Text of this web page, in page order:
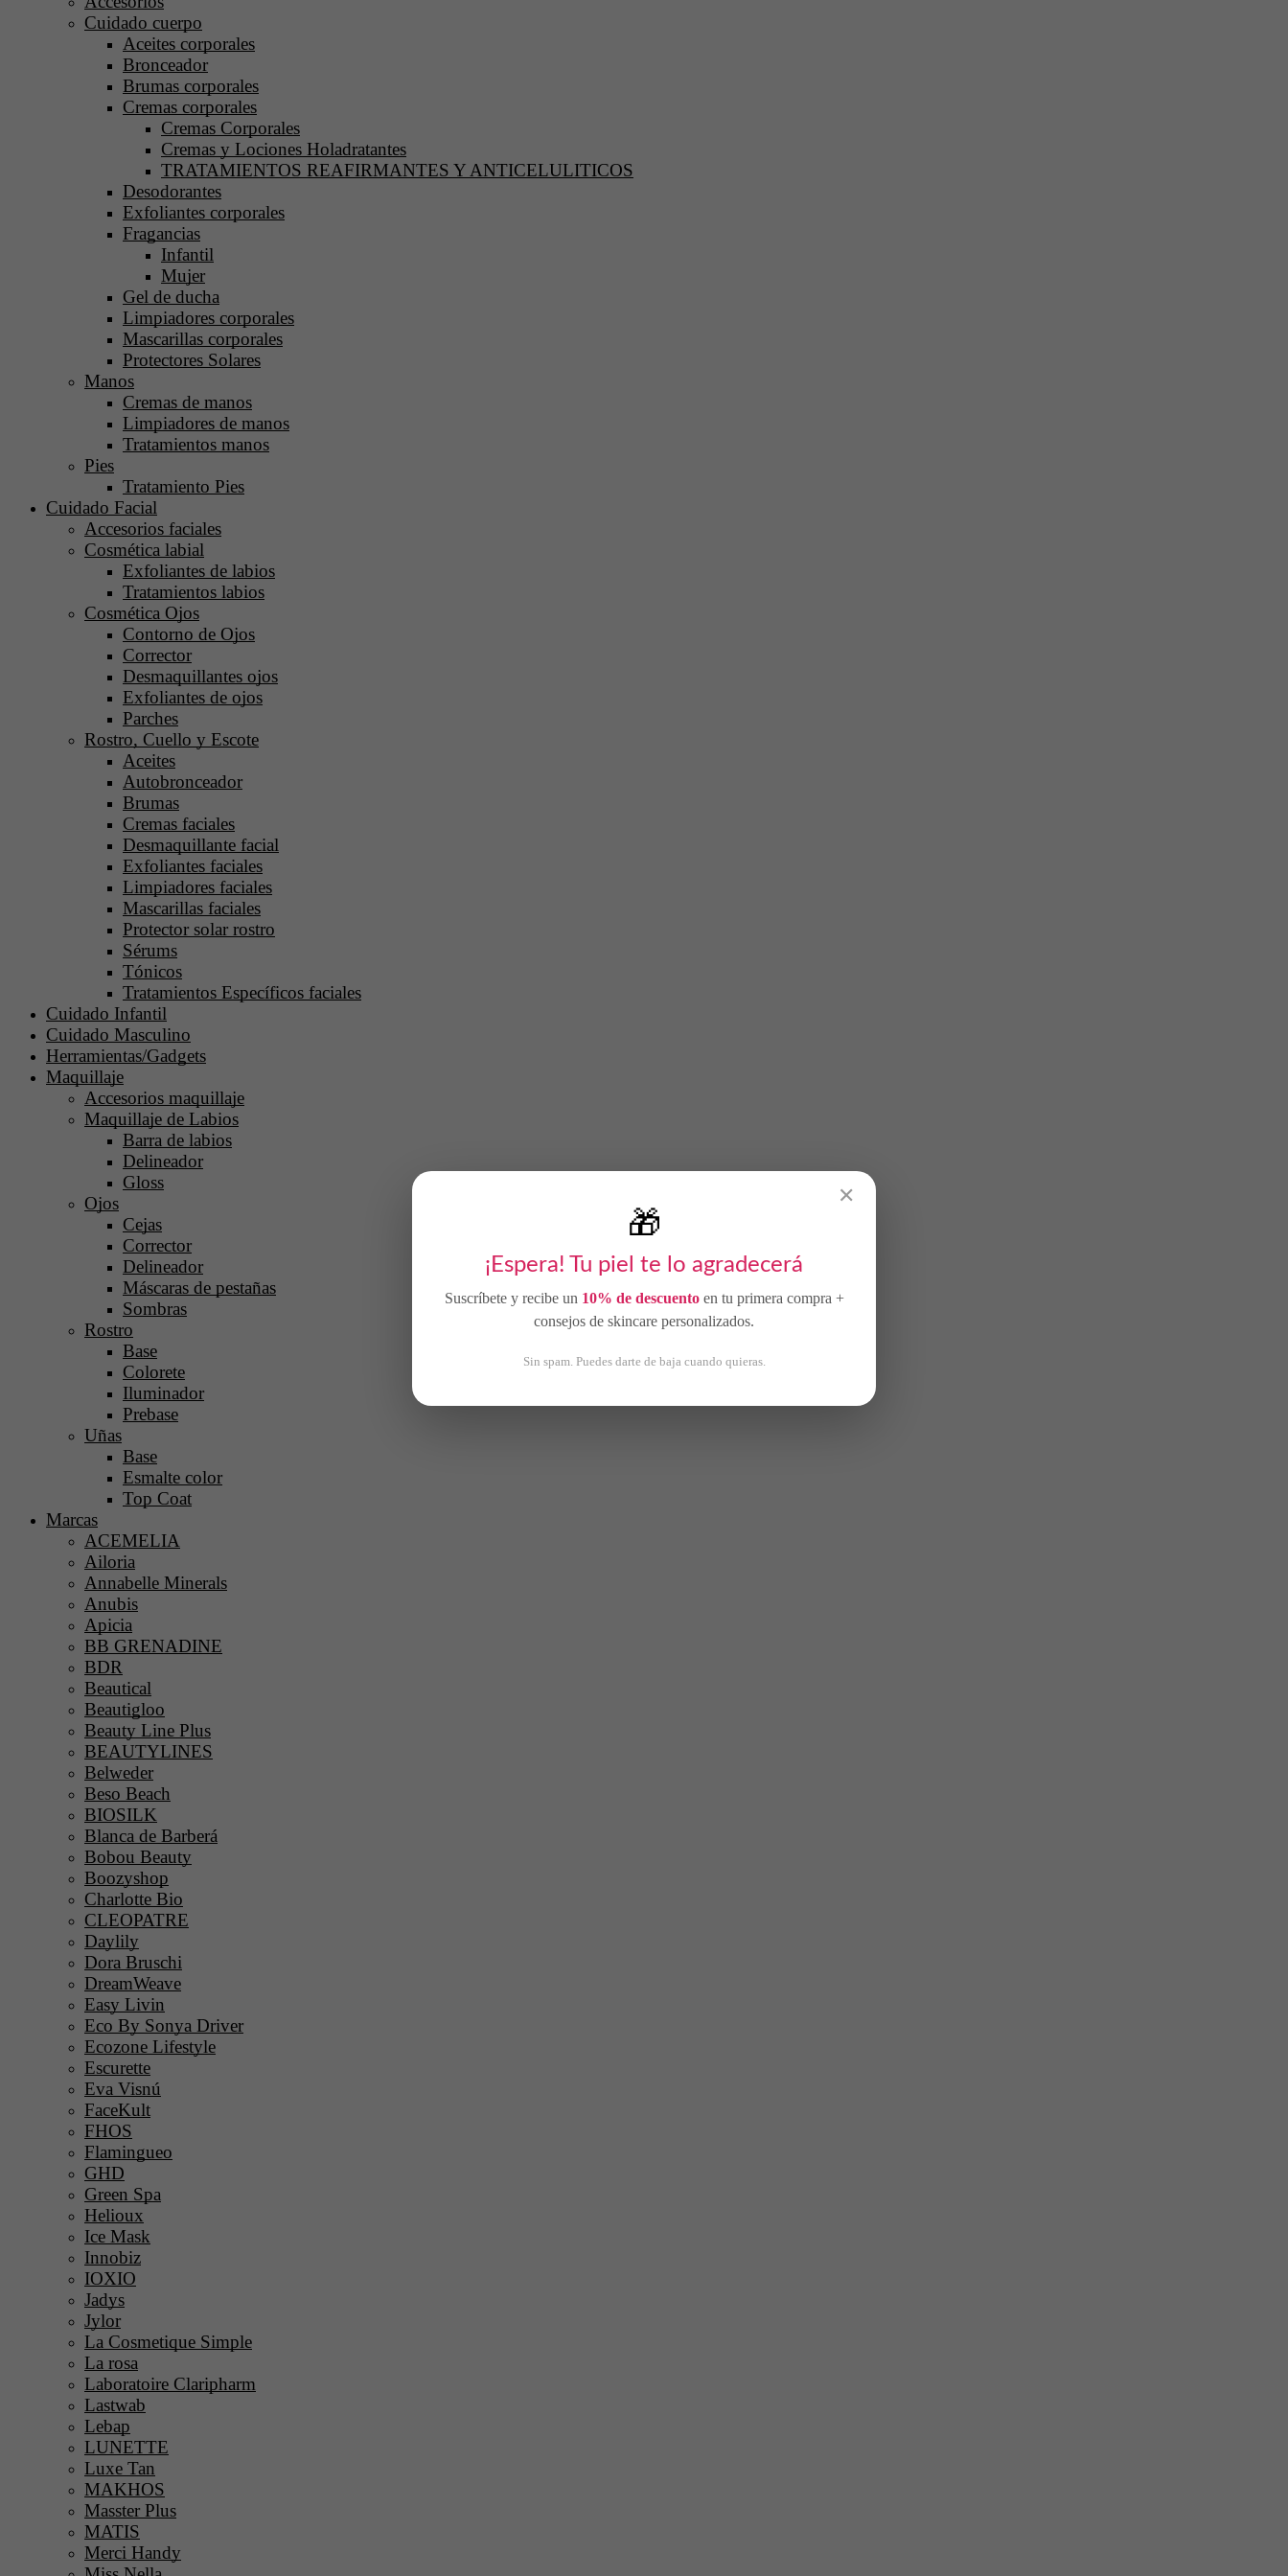
Cuidado cuerpo
Aceites corporales
Bronceador
Brumas corporales
Cremas corporales
Cremas Corporales
Cremas y Lociones Holadratantes
TRATAMIENTOS REAFIRMANTES Y ANTICELULITICOS
Desodorantes
Exfoliantes corporales
Fragancias
Infantil
Mujer
Gel de ducha
Limpiadores corporales
Mascarillas corporales
Protectores Solares
Manos
Cremas de manos
Limpiadores de manos
Tratamientos manos
Pies
Tratamiento Pies
Cuidado Facial
Accesorios faciales
Cosmética labial
Exfoliantes de labios
Tratamientos labios
Cosmética Ojos
Contorno de Ojos
Corrector
Desmaquillantes ojos
Exfoliantes de ojos
Parches
Rostro, Cuello y Escote
Aceites
Autobronceador
Brumas
Cremas faciales
Desmaquillante facial
Exfoliantes faciales
Limpiadores faciales
Mascarillas faciales
Protector solar rostro
Sérums
Tónicos
Tratamientos Específicos faciales
Cuidado Infantil
Cuidado Masculino
Herramientas/Gadgets
Maquillaje
Accesorios maquillaje
Maquillaje de Labios
Barra de labios
Delineador
Gloss
Ojos
Cejas
Corrector
Delineador
Máscaras de pestañas
Sombras
Rostro
Base
Colorete
Iluminador
Prebase
Uñas
Base
Esmalte color
Top Coat
Marcas
ACEMELIA
Ailoria
Annabelle Minerals
Anubis
Apicia
BB GRENADINE
BDR
Beautical
Beautigloo
Beauty Line Plus
BEAUTYLINES
Belweder
Beso Beach
BIOSILK
Blanca de Barberá
Bobou Beauty
Boozyshop
Charlotte Bio
CLEOPATRE
Daylily
Dora Bruschi
DreamWeave
Easy Livin
Eco By Sonya Driver
Ecozone Lifestyle
Escurette
Eva Visnú
FaceKult
FHOS
Flamingueo
GHD
Green Spa
Helioux
Ice Mask
Innobiz
IOXIO
Jadys
Jylor
La Cosmetique Simple
La rosa
Laboratoire Claripharm
Lastwab
Lebap
LUNETTE
Luxe Tan
MAKHOS
Masster Plus
MATIS
Merci Handy
✕
🎁
¡Espera! Tu piel te lo agradecerá
Suscríbete y recibe un 10% de descuentoen tu primera compra +
consejos de skincare personalizados.
Sin spam. Puedes darte de baja cuando quieras.